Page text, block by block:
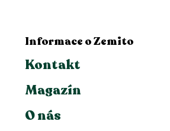
Informace o Zemito
Kontakt
Magazín
O nás